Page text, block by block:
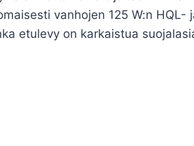
vanhojen 125 W:n
etulevy on karkaistua